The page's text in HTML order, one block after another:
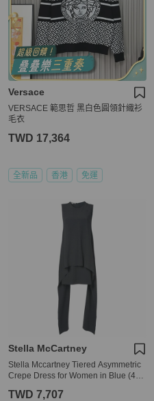
Versace
VERSACE 範思哲 黑白色圓領針織衫
毛衣
TWD 17,364
全新品 香港 免運
Stella McCartney
Stella Mccartney Tiered Asymmetric
Crepe Dress for Women in Blue (495
TWD 7,707